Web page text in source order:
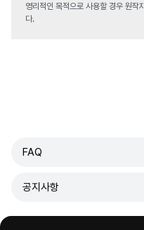
영리적인 목적으로 사용할 경우 원작
다.
FAQ
공지사항